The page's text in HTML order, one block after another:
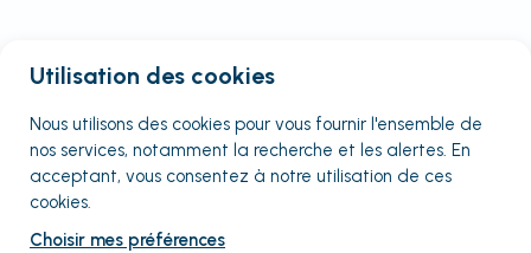
Utilisation des cookies
Nous utilisons des cookies pour vous fournir l'ensemble de
nos services, notamment la recherche et les alertes. En
acceptant, vous consentez à notre utilisation de ces
cookies.
Choisir mes préférences